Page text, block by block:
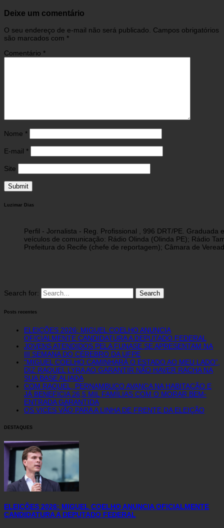
Deixe um comentário
O seu endereço de e-mail não será publicado. Campos obrigatórios
são marcados com *
Comentário *
Nome *
E-mail *
Site
Luzimar Dias
Perfil - Jornalista - Reg. Profissional , 996 DRT/PE.
veículos de comunicação: Rádio Olinda (Olinda PE); Rádio
Prefeitura do Recife (chefe de reportagem); Câmara de
Search for:
Posts recentes
ELEIÇÕES 2026: MIGUEL COELHO ANUNCIA
OFICIALMENTE CANDIDATURA A DEPUTADO FEDERAL
JOVENS ATENDIDOS PELA FUNASE SE APRESENTAM NA
III SEMANA DO CÉREBRO DA UFPE
“MIGUEL COELHO CAMINHARÁ O ESTADO AO MEU LADO”,
DIZ RAQUEL LYRA AO GARANTIR NÃO HAVER RACHA NA
SUA BASE ALIADA
COM RAQUEL, PERNAMBUCO AVANÇA NA HABITAÇÃO E
JÁ BENEFICIA 26,5 MIL FAMÍLIAS COM O MORAR BEM-
ENTRADA GARANTIDA
OS VICES VÃO PARA A LINHA DE FRENTE DA ELEIÇÃO
DESTAQUES
ELEIÇÕES 2026: MIGUEL COELHO ANUNCIA OFICIALMENTE
CANDIDATURA A DEPUTADO FEDERAL